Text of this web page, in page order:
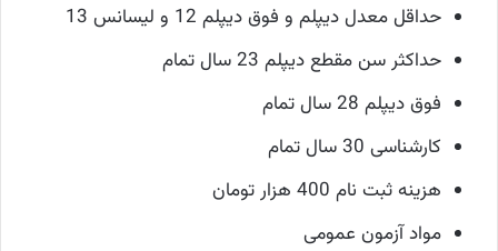
حداقل معدل دیپلم و فوق دیپلم 12 و لیسانس 13
حداکثر سن مقطع دیپلم 23 سال تمام
فوق دیپلم 28 سال تمام
کارشناسی 30 سال تمام
هزینه ثبت نام 400 هزار تومان
مواد آزمون عمومی